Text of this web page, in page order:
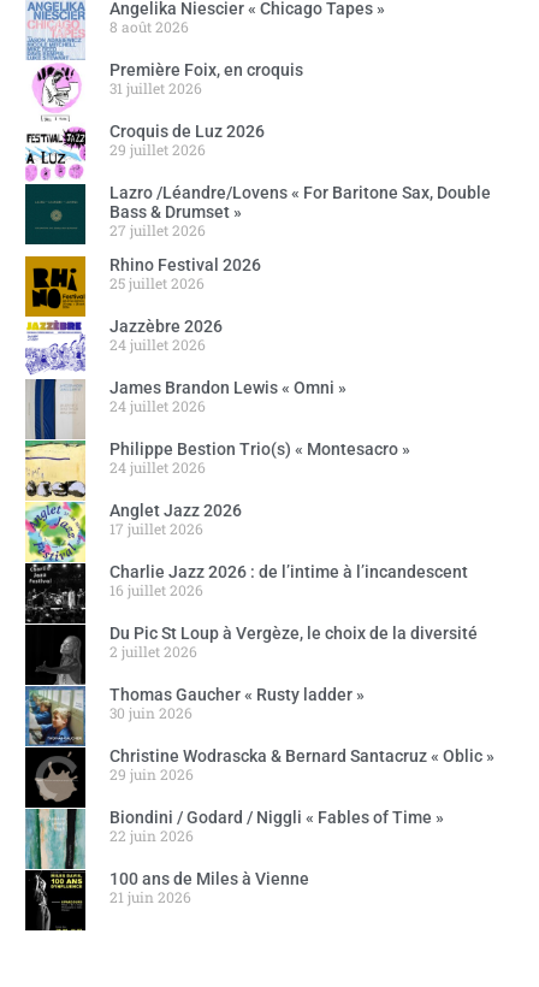
Angelika Niescier « Chicago Tapes »
8 août 2026
Première Foix, en croquis
31 juillet 2026
Croquis de Luz 2026
29 juillet 2026
Lazro /Léandre/Lovens « For Baritone Sax, Double
Bass & Drumset »
27 juillet 2026
Rhino Festival 2026
25 juillet 2026
Jazzèbre 2026
24 juillet 2026
James Brandon Lewis « Omni »
24 juillet 2026
Philippe Bestion Trio(s) « Montesacro »
24 juillet 2026
Anglet Jazz 2026
17 juillet 2026
Charlie Jazz 2026 : de l’intime à l’incandescent
16 juillet 2026
Du Pic St Loup à Vergèze, le choix de la diversité
2 juillet 2026
Thomas Gaucher « Rusty ladder »
30 juin 2026
Christine Wodrascka & Bernard Santacruz « Oblic »
29 juin 2026
Biondini / Godard / Niggli « Fables of Time »
22 juin 2026
100 ans de Miles à Vienne
21 juin 2026